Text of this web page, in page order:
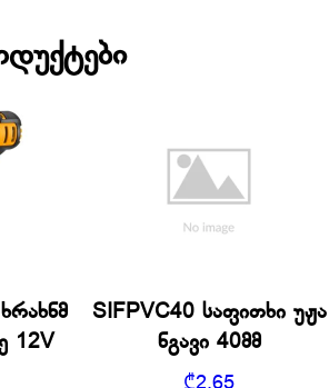
12V
SIFPVC40 საფითხი უჟა
ნგავი 40მმ